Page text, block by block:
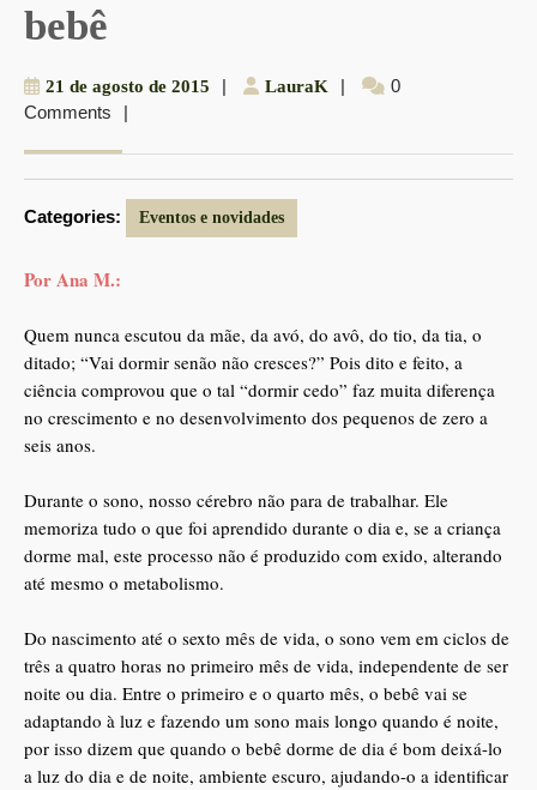
bebê
21 de agosto de 2015 21| LauraK LauraK
|
0
Comments
|
Categories: Eventos e novidades
Por Ana M.:
Quem nunca escutou da mãe, da avó, do avô, do tio, da tia, o
ditado; “Vai dormir senão não cresces?” Pois dito e feito, a
ciência comprovou que o tal “dormir cedo” faz muita diferença
no crescimento e no desenvolvimento dos pequenos de zero a
seis anos.
Durante o sono, nosso cérebro não para de trabalhar. Ele
memoriza tudo o que foi aprendido durante o dia e, se a criança
dorme mal, este processo não é produzido com exido, alterando
até mesmo o metabolismo.
Do nascimento até o sexto mês de vida, o sono vem em ciclos de
três a quatro horas no primeiro mês de vida, independente de ser
noite ou dia. Entre o primeiro e o quarto mês, o bebê vai se
adaptando à luz e fazendo um sono mais longo quando é noite,
por isso dizem que quando o bebê dorme de dia é bom deixá-lo
a luz do dia e de noite, ambiente escuro, ajudando-o a identificar